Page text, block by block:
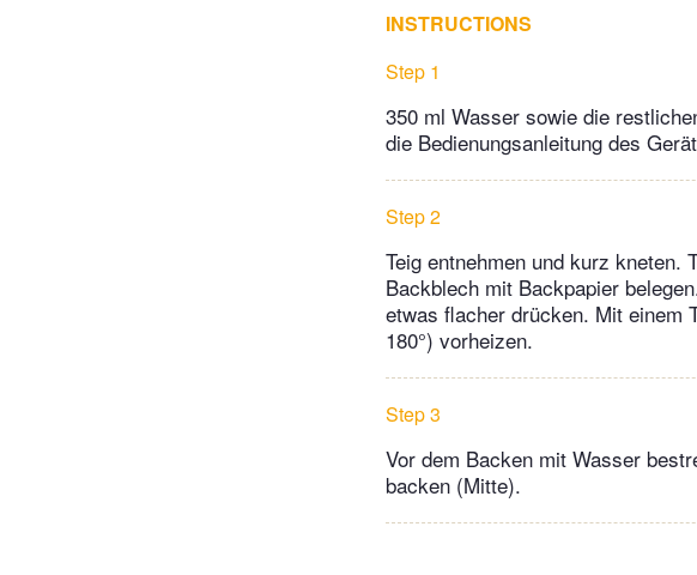
INSTRUCTIONS
Step 1
350 ml Wasser sowie die
die Bedienungsanleitung des
Step 2
Teig entnehmen und kurz kneten.
Backblech mit Backpapier
etwas flacher drücken. Mit einem
180°) vorheizen.
Step 3
Vor dem Backen mit Wasser
backen (Mitte).